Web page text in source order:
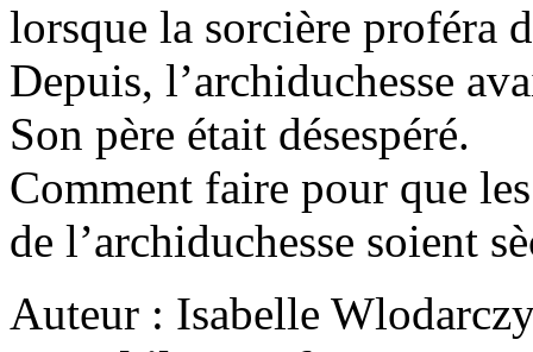
lorsque la sorcière proféra
Depuis, l’archiduchesse
Son père était désespéré.
Comment faire pour que
de l’archiduchesse soient
Auteur : Isabelle